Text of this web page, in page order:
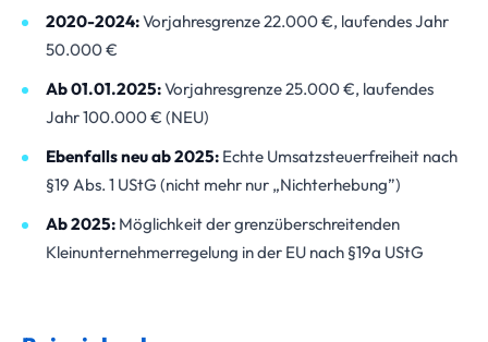
2020-2024:Vorjahresgrenze 22.000 €, laufendes Jahr
50.000 €
Ab 01.01.2025:Vorjahresgrenze 25.000 €, laufendes
Jahr 100.000 € (NEU)
Ebenfalls neu ab 2025: Echte Umsatzsteuerfreiheit nach
§19 Abs. 1 UStG (nicht mehr nur „Nichterhebung”)
Ab 2025: Möglichkeit der grenzüberschreitenden
Kleinunternehmerregelung in der EU nach §19a UStG